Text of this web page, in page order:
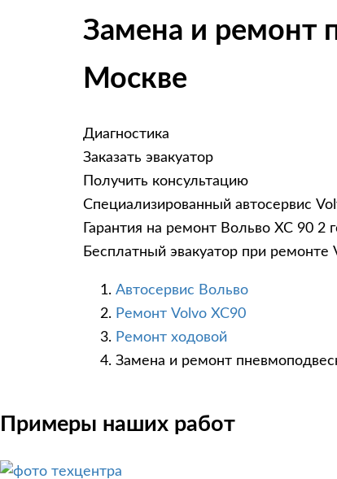
Замена и ремонт
Москве
Диагностика
Заказать эвакуатор
Получить консультацию
Специализированный автосервис
Гарантия на ремонт Вольво ХС 90 2
Бесплатный эвакуатор при ремонте
Автосервис Вольво
Ремонт Volvo XC90
Ремонт ходовой
Замена и ремонт
Примеры наших работ